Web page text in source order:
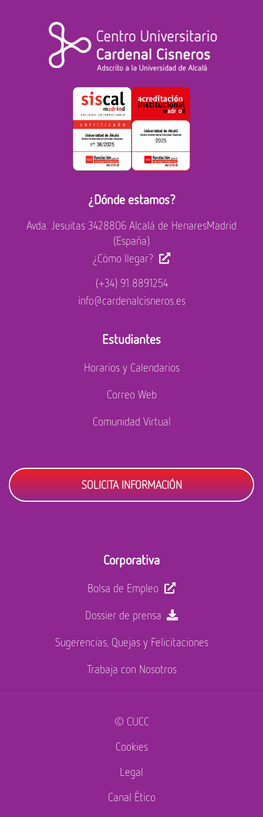
¿Dónde estamos?
Avda. Jesuitas 3428806 Alcalá de HenaresMadrid
(España)
¿Cómo llegar?
(+34) 91 8891254
info@cardenalcisneros.es
Estudiantes
Horarios y Calendarios
Correo Web
Comunidad Virtual
SOLICITA INFORMACIÓN
Corporativa
Bolsa de Empleo
Dossier de prensa
Sugerencias, Quejas y Felicitaciones
Trabaja con Nosotros
© CUCC
Cookies
Legal
Canal Ético